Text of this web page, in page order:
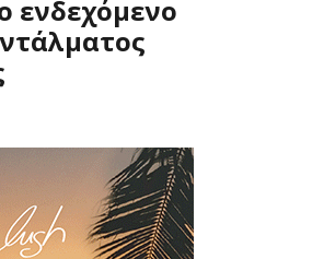
ενδεχόμενο